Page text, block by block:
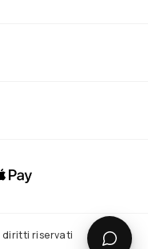
diritti riservati